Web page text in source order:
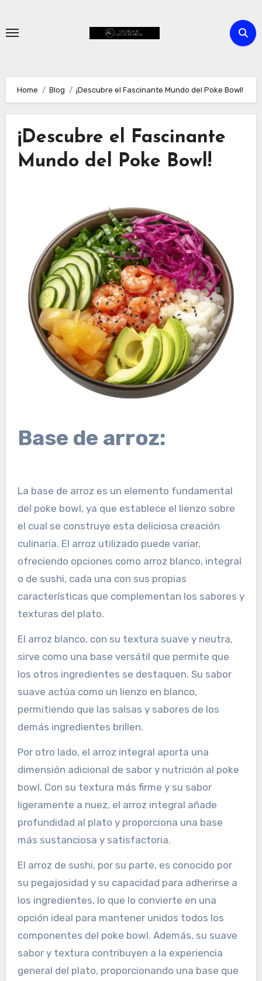
content
Home Blog ¡Descubre el Fascinante Mundo del Poke Bowl!
¡Descubre el Fascinante
Mundo del Poke Bowl!
Base de arroz:
La base de arroz es un elemento fundamental
del poke bowl, ya que establece el lienzo sobre
el cual se construye esta deliciosa creación
culinaria. El arroz utilizado puede variar,
ofreciendo opciones como arroz blanco, integral
o de sushi, cada una con sus propias
características que complementan los sabores y
texturas del plato.
El arroz blanco, con su textura suave y neutra,
sirve como una base versátil que permite que
los otros ingredientes se destaquen. Su sabor
suave actúa como un lienzo en blanco,
permitiendo que las salsas y sabores de los
demás ingredientes brillen.
Por otro lado, el arroz integral aporta una
dimensión adicional de sabor y nutrición al poke
bowl. Con su textura más firme y su sabor
ligeramente a nuez, el arroz integral añade
profundidad al plato y proporciona una base
más sustanciosa y satisfactoria.
El arroz de sushi, por su parte, es conocido por
su pegajosidad y su capacidad para adherirse a
los ingredientes, lo que lo convierte en una
opción ideal para mantener unidos todos los
componentes del poke bowl. Además, su suave
sabor y textura contribuyen a la experiencia
general del plato, proporcionando una base que